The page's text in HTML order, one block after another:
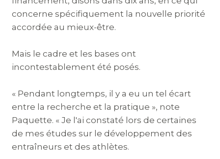
concerne spécifiquement la nouvelle priorité
accordée au mieux-être.
Mais le cadre et les bases ont
incontestablement été posés.
« Pendant longtemps, il y a eu un tel écart
entre la recherche et la pratique », note
Paquette. « Je l'ai constaté lors de certaines
de mes études sur le développement des
entraîneurs et des athlètes.